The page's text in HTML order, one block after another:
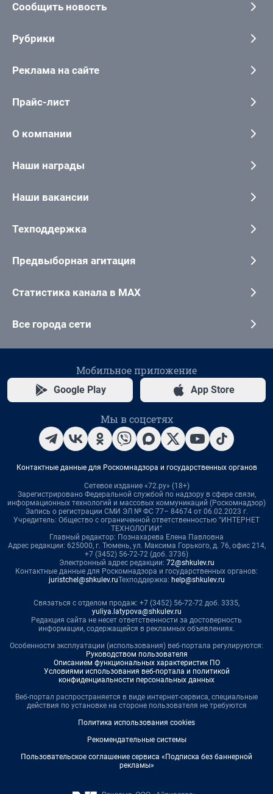
Сообщить новость
Рубрики
Реклама на сайте
Прайс-лист
О компании
Наши награды
Наши вакансии
Техподдержка
Предвыборная агитация
Статистика канала в MAX
Все города сети
Мобильное приложение
Google Play App Store
Мы в соцсетях
Контактные данные для Роскомнадзора и государственных органов
Сетевое издание «72.ру» (18+)
Зарегистрировано Федеральной службой по надзору в сфере связи,
информационных технологий и массовых коммуникаций (Роскомнадзор)
Запись о регистрации СМИ ЭЛ № ФС 77– 84674 от 06.02.2023 г.
Учредитель: Общество с ограниченной ответственностью "ИНТЕРНЕТ
ТЕХНОЛОГИИ"
Главный редактор: Познахарева Елена Павловна
Адрес редакции: 625000, г. Тюмень, ул. Максима Горького, д. 76, офис 214,
+7 (3452) 56-72-72 (доб. 3736)
Электронный адрес редакции: 72@shkulev.ru
Контактные данные для Роскомнадзора и государственных органов:
juristchel@shkulev.ruТехподдержка: help@shkulev.ru
Связаться с отделом продаж: +7 (3452) 56-72-72 доб. 3335,
yuliya.latypova@shkulev.ru
Редакция сайта не несет ответственности за достоверность
информации, содержащейся в рекламных объявлениях.
Особенности эксплуатации (использования) веб-портала регулируются:
Руководством пользователя
Описанием функциональных характеристик ПО
Условиями использования веб-портала и политикой
конфиденциальности персональных данных
Веб-портал распространяется в виде интернет-сервиса, специальные
действия по установке на стороне пользователя не требуются
Политика использования cookies
Рекомендательные системы
Пользовательское соглашение сервиса «Подписка без баннерной
рекламы»